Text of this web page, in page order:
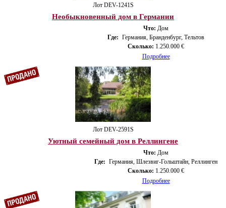
Лот DEV-1241S
Необыкновенный дом в Германии
Что: Дом
Где: Германия, Бранденбург, Тельтов
Сколько: 1.250.000 €
Подробнее
Лот DEV-2591S
Уютный семейный дом в Реллингене
Что: Дом
Где: Германия, Шлезвиг-Гольштайн, Реллинген
Сколько: 1.250.000 €
Подробнее